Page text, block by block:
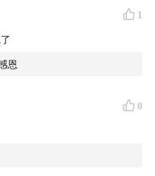
加备注 来意） 1
恩
0